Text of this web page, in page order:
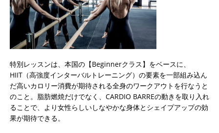
特別レッスンは、本国の【Beginnerクラス】をベースに、
HIIT（高強度インターバルトレーニング）の要素を一部組み込ん
だ高いカロリー消費が期待される全身のワークアウトを行なうと
のこと。脂肪燃焼だけでなく、CARDIO BARREの動きを取り入れ
ることで、より女性らしいしなやかな身体とシェイプアップの効
果が期待できる。